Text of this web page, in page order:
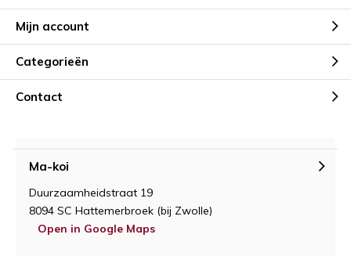
Mijn account
Categorieën
Contact
Ma-koi
Duurzaamheidstraat 19
8094 SC Hattemerbroek (bij Zwolle)
Open in Google Maps